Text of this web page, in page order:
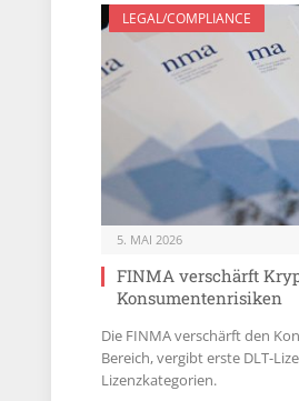
LEGAL/COMPLIANCE
5. MAI 2026
FINMA verschärft
Konsumentenrisiken
Die FINMA verschärft den
Bereich, vergibt erste DLT-
Lizenzkategorien.